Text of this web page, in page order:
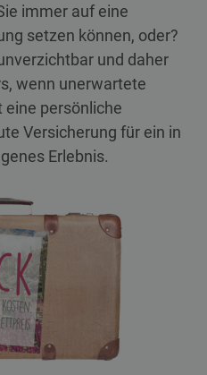
immer auf eine
setzen können, oder?
und daher
wenn unerwartete
eine persönliche
Versicherung für ein in
Erlebnis.